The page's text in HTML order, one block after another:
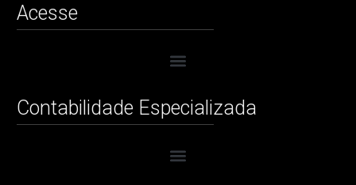
Acesse
Contabilidade Especializada